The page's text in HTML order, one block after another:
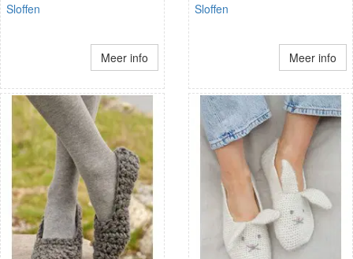
Sloffen
Meer info
Sloffen
Meer info